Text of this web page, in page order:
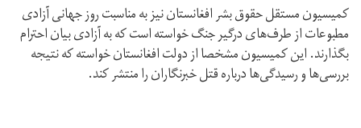
کمیسیون مستقل حقوق بشر افغانستان نیز به مناسبت روز جهانی آزادی
مطبوعات از طرف‌های درگیر جنگ خواسته است که به آزادی بیان احترام
بگذارند. این کمیسیون مشخصا از دولت افغانستان خواسته که نتیجه
بررسی‌ها و رسیدگی‌ها درباره قتل خبرنگاران را منتشر کند.